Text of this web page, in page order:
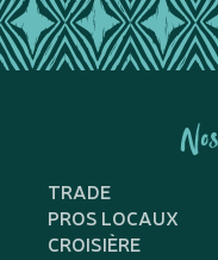
TRADE
PROS LOCAUX
CROISIÈRE